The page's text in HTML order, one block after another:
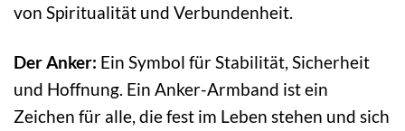
von Spiritualität und Verbundenheit.
Der Anker: Ein Symbol für Stabilität, Sicherheit
und Hoffnung. Ein Anker-Armband ist ein
Zeichen für alle, die fest im Leben stehen und sich